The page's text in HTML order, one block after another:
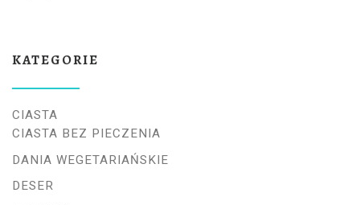
KATEGORIE
CIASTA
CIASTA BEZ PIECZENIA
DANIA WEGETARIAŃSKIE
DESER